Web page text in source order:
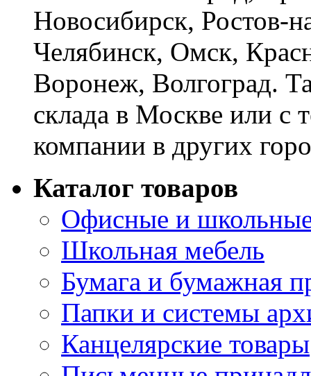
Новосибирск, Ростов-
Челябинск, Омск,
Воронеж, Волгоград.
склада в Москве или с
компании в других
Каталог товаров
Офисные и
Школьная мебель
Бумага и бумажная
Папки и системы
Канцелярские товары